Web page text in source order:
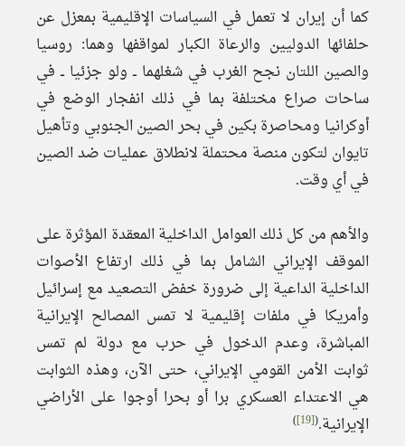
كما أن إيران لا تعمل في السياسات الإقليمية بمعزل عن
حلفائها الدوليين والرعاة الكبار لمواقفها وهما: روسيا
والصين اللتان نجح الغرب في شغلهما ــ ولو جزئيا ــ في
ساحات صراع مختلفة بما في ذلك انفجار الوضع في
أوكرانيا ومحاصرة بكين في بحر الصين الجنوبي وتأهيل
تايوان لتكون منصة محتملة لانطلاق عمليات ضد الصين
في أي وقت.
والأهم من كل ذلك العوامل الداخلية المعقدة المؤثرة على
الموقف الإيراني الشامل بما في ذلك ارتفاع الأصوات
الداخلية الداعية إلى ضرورة خفض التصعيد مع إسرائيل
وأمريكا في ملفات إقليمية لا تمس المصالح الإيرانية
المباشرة، وعدم الدخول في حرب مع دولة لم تمس
ثوابت الأمن القومي الإيراني، حتى الآن، وهذه الثوابت
هي الاعتداء العسكري برا أو بحرا أوجوا على الأراضي
الإيرانية.(
[19]
)